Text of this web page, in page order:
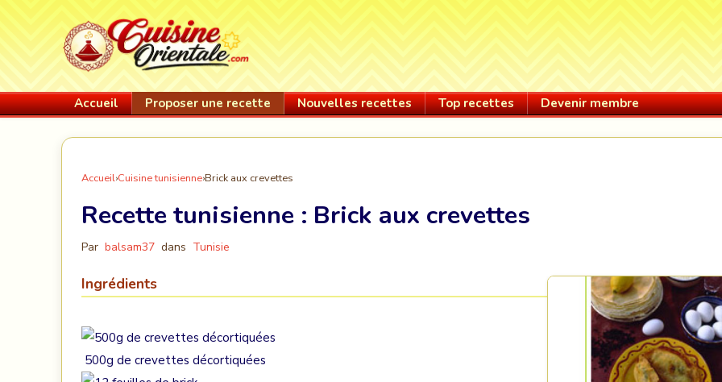
Accueil Proposer une recette Nouvelles recettes Top recettes Devenir membre
Accueil›Cuisine tunisienne›Brick aux crevettes
Recette tunisienne : Brick aux crevettes
Par balsam37 dans Tunisie
Ingrédients
500g de crevettes décortiquées